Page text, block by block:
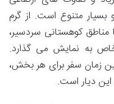
بسیار متنوع است. از گرم
کوهستانی سردسیر،
به نمایش می گذارد.
زمان سفر برای هر بخش،
دیار است.